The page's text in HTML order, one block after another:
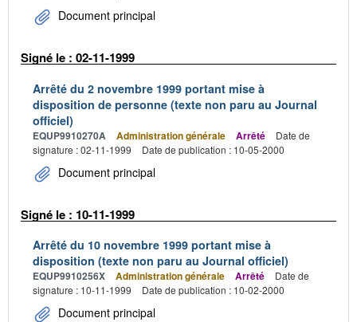
Document principal
Signé le : 02-11-1999
Arrêté du 2 novembre 1999 portant mise à
disposition de personne (texte non paru au Journal
officiel)
EQUP9910270A Administration générale Arrêté
Date de
signature : 02-11-1999
Date de publication : 10-05-2000
Document principal
Signé le : 10-11-1999
Arrêté du 10 novembre 1999 portant mise à
disposition (texte non paru au Journal officiel)
EQUP9910256X Administration générale Arrêté
Date de
signature : 10-11-1999
Date de publication : 10-02-2000
Document principal